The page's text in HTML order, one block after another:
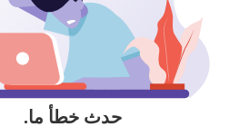
حدث خطأ ما.